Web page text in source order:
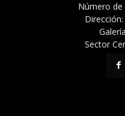
Número de
Sector